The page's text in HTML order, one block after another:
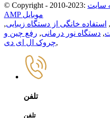
سایت
AMP موبایل
, استفاده خانگی از دستگاه زیبایی,
, دستگاه نور درمانی, رفع چین و
چروک ال ای دی,
تلفن
تلفن